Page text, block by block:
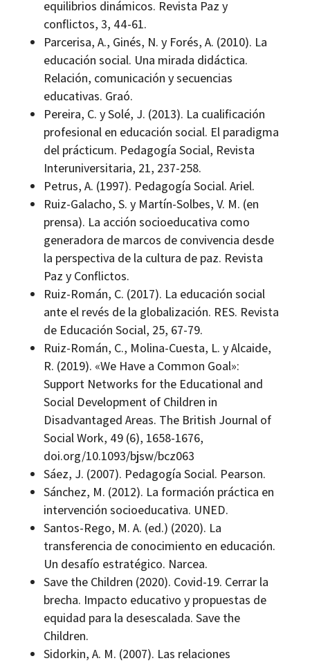
equilibrios dinámicos. Revista Paz y
conflictos, 3, 44-61.
Parcerisa, A., Ginés, N. y Forés, A. (2010). La
educación social. Una mirada didáctica.
Relación, comunicación y secuencias
educativas. Graó.
Pereira, C. y Solé, J. (2013). La cualificación
profesional en educación social. El paradigma
del prácticum. Pedagogía Social, Revista
Interuniversitaria, 21, 237-258.
Petrus, A. (1997). Pedagogía Social. Ariel.
Ruiz-Galacho, S. y Martín-Solbes, V. M. (en
prensa). La acción socioeducativa como
generadora de marcos de convivencia desde
la perspectiva de la cultura de paz. Revista
Paz y Conflictos.
Ruiz-Román, C. (2017). La educación social
ante el revés de la globalización. RES. Revista
de Educación Social, 25, 67-79.
Ruiz-Román, C., Molina-Cuesta, L. y Alcaide,
R. (2019). «We Have a Common Goal»:
Support Networks for the Educational and
Social Development of Children in
Disadvantaged Areas. The British Journal of
Social Work, 49 (6), 1658-1676,
doi.org/10.1093/bjsw/bcz063
Sáez, J. (2007). Pedagogía Social. Pearson.
Sánchez, M. (2012). La formación práctica en
intervención socioeducativa. UNED.
Santos-Rego, M. A. (ed.) (2020). La
transferencia de conocimiento en educación.
Un desafío estratégico. Narcea.
Save the Children (2020). Covid-19. Cerrar la
brecha. Impacto educativo y propuestas de
equidad para la desescalada. Save the
Children.
Sidorkin, A. M. (2007). Las relaciones